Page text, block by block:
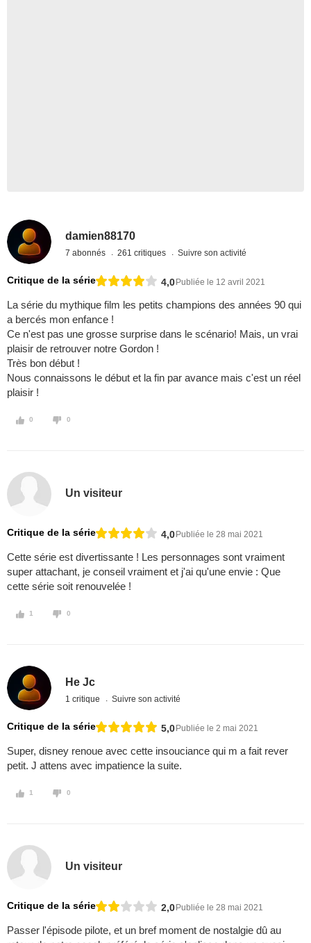
damien88170
7 abonnés 261 critiques Suivre son activité
Critique de la série 4,0Publiée le 12 avril 2021
La série du mythique film les petits champions des années 90 qui
a bercés mon enfance !
Ce n'est pas une grosse surprise dans le scénario! Mais, un vrai
plaisir de retrouver notre Gordon !
Très bon début !
Nous connaissons le début et la fin par avance mais c'est un réel
plaisir !
0 0
Un visiteur
Critique de la série 4,0Publiée le 28 mai 2021
Cette série est divertissante ! Les personnages sont vraiment
super attachant, je conseil vraiment et j'ai qu'une envie : Que
cette série soit renouvelée !
1 0
He Jc
1 critique Suivre son activité
Critique de la série 5,0Publiée le 2 mai 2021
Super, disney renoue avec cette insouciance qui m a fait rever
petit. J attens avec impatience la suite.
1 0
Un visiteur
Critique de la série 2,0Publiée le 28 mai 2021
Passer l'épisode pilote, et un bref moment de nostalgie dû au